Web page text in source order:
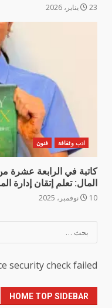
23 يناير، 2026
ادب وثقافة فنون
كاتبة في الرابعة
المال: تعلم إتقان إدارة
10 نوفمبر، 2025
عن:
security check failed.
HOME TOP SIDEBAR